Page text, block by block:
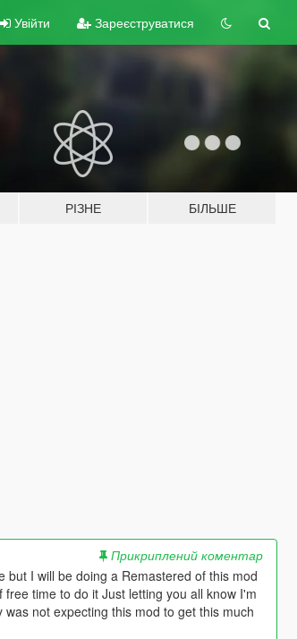
Увійти Зареєструватися
РІЗНЕ БІЛЬШЕ
Прикриплений коментар
I will be doing a Remastered of this mod
time to do it Just letting you all know I'm
not expecting this mod to get this much